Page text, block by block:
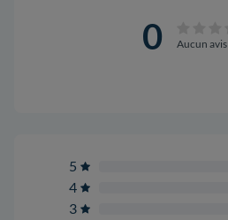
0 Aucun avis
5
4
3